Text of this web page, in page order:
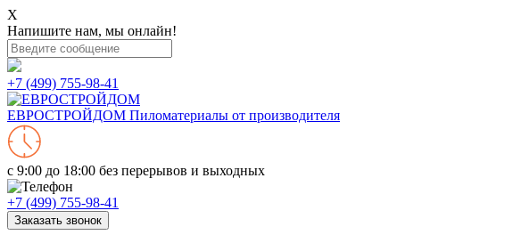
X
Напишите нам, мы онлайн!
+7 (499) 755-98-41
ЕВРОСТРОЙДОМ Пиломатериалы от производителя
с 9:00 до 18:00 без перерывов и выходных
+7 (499) 755-98-41
Заказать звонок